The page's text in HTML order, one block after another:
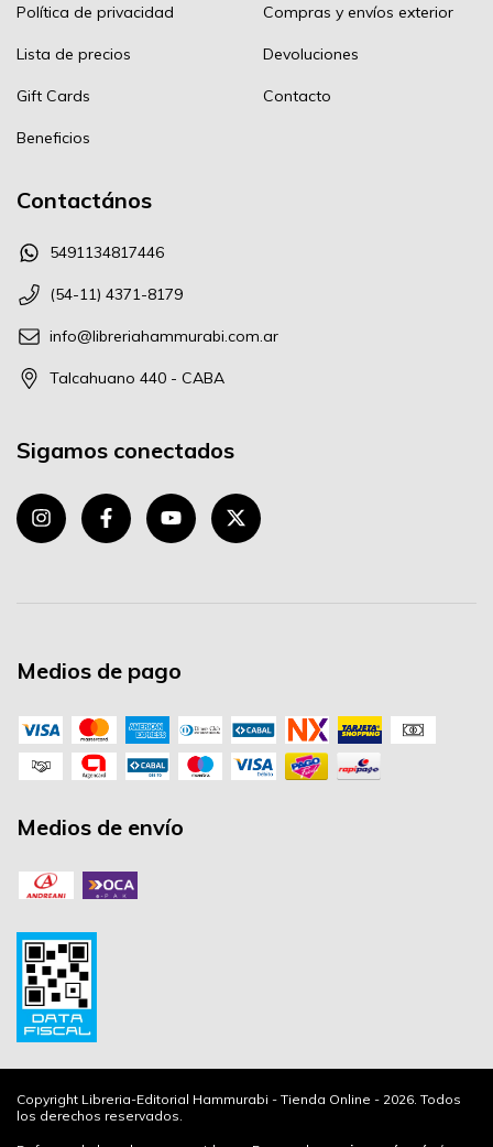
Política de privacidad
Lista de precios
Gift Cards
Beneficios
Compras y envíos exterior
Devoluciones
Contacto
Contactános
5491134817446
(54-11) 4371-8179
info@libreriahammurabi.com.ar
Talcahuano 440 - CABA
Sigamos conectados
Medios de pago
Medios de envío
Copyright Libreria-Editorial Hammurabi - Tienda Online - 2026. Todos
los derechos reservados.